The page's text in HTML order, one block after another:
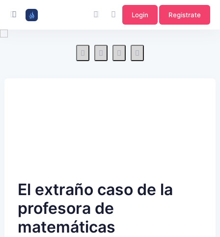
Login Registrate
El extraño caso de la
profesora de
matemáticas